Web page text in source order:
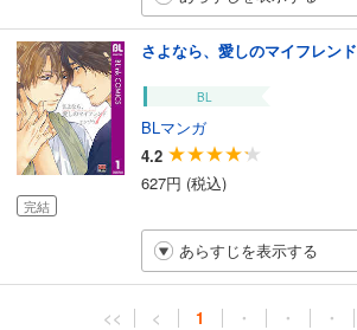
完結
さよなら、愛しのマイフレンド
BL
BLマンガ
4.2
627円 (税込)
あらすじを表示する
<< < 1 ・ ・ ・